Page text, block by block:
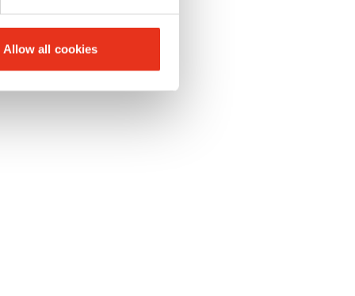
Allow all cookies
danych i